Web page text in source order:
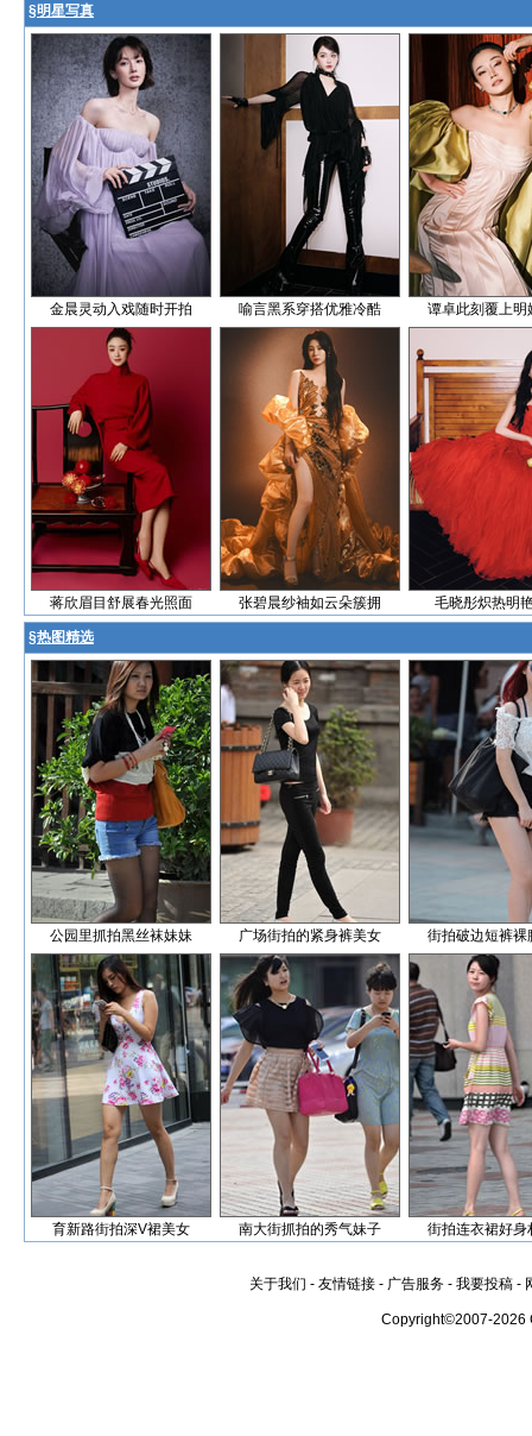
§明星写真
金晨灵动入戏随时开拍 喻言黑系穿搭优雅冷酷 谭卓此刻覆上明
蒋欣眉目舒展春光照面 张碧晨纱袖如云朵簇拥 毛晓彤炽热明
§热图精选
公园里抓拍黑丝袜妹妹 广场街拍的紧身裤美女 街拍破边短裤裸
育新路街拍深V裙美女 南大街抓拍的秀气妹子 街拍连衣裙好身
关于我们 - 友情链接 - 广告服务 - 我要投稿 -
Copyright©2007-2026